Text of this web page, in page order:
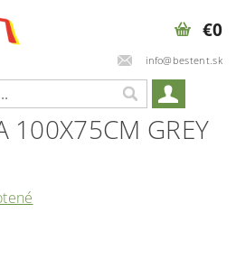
info@bestent.sk
€0
100X75CM GREY